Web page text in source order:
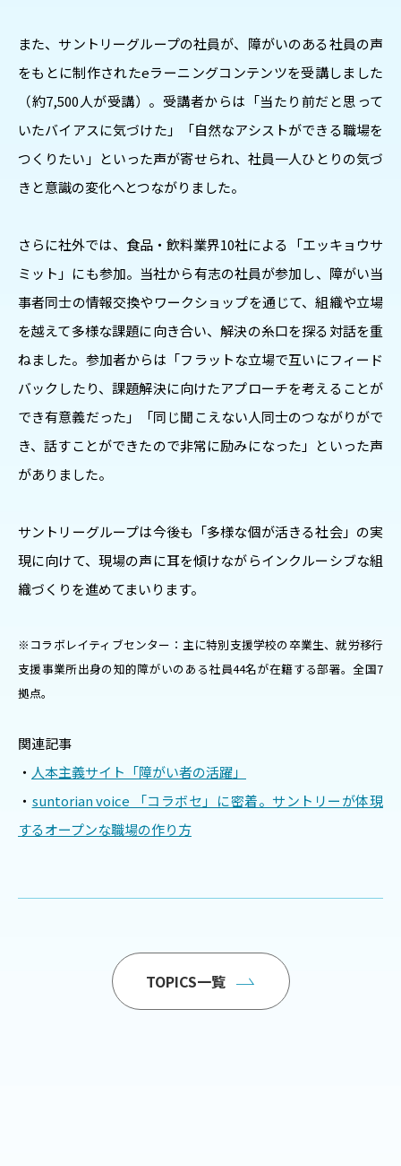
また、サントリーグループの社員が、障がいのある社員の声
をもとに制作されたeラーニングコンテンツを受講しました
（約7,500人が受講）。受講者からは「当たり前だと思って
いたバイアスに気づけた」「自然なアシストができる職場を
つくりたい」といった声が寄せられ、社員一人ひとりの気づ
きと意識の変化へとつながりました。
さらに社外では、食品・飲料業界10社による「エッキョウサ
ミット」にも参加。当社から有志の社員が参加し、障がい当
事者同士の情報交換やワークショップを通じて、組織や立場
を越えて多様な課題に向き合い、解決の糸口を探る対話を重
ねました。参加者からは「フラットな立場で互いにフィード
バックしたり、課題解決に向けたアプローチを考えることが
でき有意義だった」「同じ聞こえない人同士のつながりがで
き、話すことができたので非常に励みになった」といった声
がありました。
サントリーグループは今後も「多様な個が活きる社会」の実
現に向けて、現場の声に耳を傾けながらインクルーシブな組
織づくりを進めてまいります。
※コラボレイティブセンター：主に特別支援学校の卒業生、就労移行
支援事業所出身の知的障がいのある社員44名が在籍する部署。全国7
拠点。
関連記事
・ 人本主義サイト「障がい者の活躍」
・ suntorian voice 「コラボセ」に密着。サントリーが体現
するオープンな職場の作り方
TOPICS一覧